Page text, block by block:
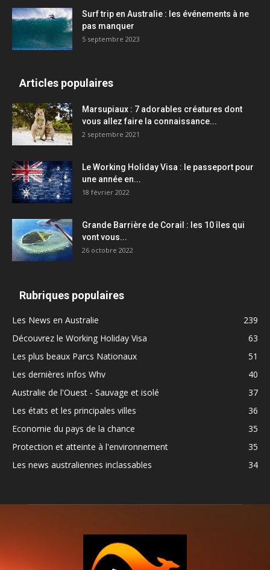
Surf trip en Australie : les événements à ne
pas manquer
5 septembre 2023
Articles populaires
Marsupiaux : 7 adorables créatures dont
vous allez faire la connaissance...
2 septembre 2021
Le Working Holiday Visa : le passeport pour
une année en...
18 février 2022
Grande Barrière de Corail : les 10 îles qui
vont vous...
26 octobre 2022
Rubriques populaires
Les News en Australie
239
Découvrez le Working Holiday Visa
63
Les plus beaux Parcs Nationaux
51
Les dernières infos Whv
40
Australie de l'Ouest - Sauvage et isolé
37
Les états et les principales villes
36
Economie du pays de la chance
35
Protection et atteinte à l'environnement
35
Les news australiennes inclassables
34